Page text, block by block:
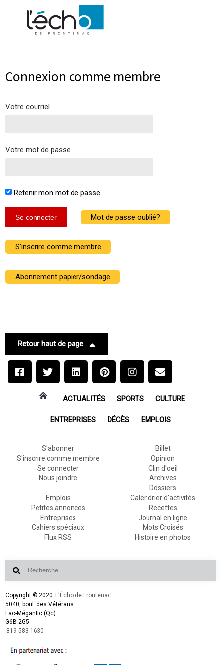
Connexion comme membre
Votre courriel
Votre mot de passe
Retenir mon mot de passe
Se connecter Mot de passe oublié?
S'inscrire comme membre
Abonnement papier/sondage
Retour haut de page
ACTUALITÉS SPORTS CULTURE
ENTREPRISES DÉCÈS EMPLOIS
S'abonner
S'inscrire comme membre
Se connecter
Nous joindre
Billet
Opinion
Clin d'oeil
Archives
Dossiers
Emplois
Petites annonces
Entreprises
Cahiers spéciaux
Flux RSS
Calendrier d'activités
Recettes
Journal en ligne
Mots Croisés
Histoire en photos
Copyright © 2020 L'Écho de Frontenac
5040, boul. des Vétérans
Lac-Mégantic (Qc)
G6B 2G5
819 583-1630